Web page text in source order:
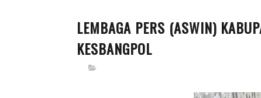
LEMBAGA PERS (ASWIN)
KESBANGPOL